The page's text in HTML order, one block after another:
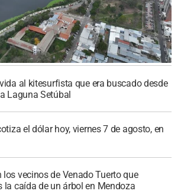
al kitesurfista que era buscado desde
Laguna Setúbal
el dólar hoy, viernes 7 de agosto, en
los vecinos de Venado Tuerto que
la caída de un árbol en Mendoza